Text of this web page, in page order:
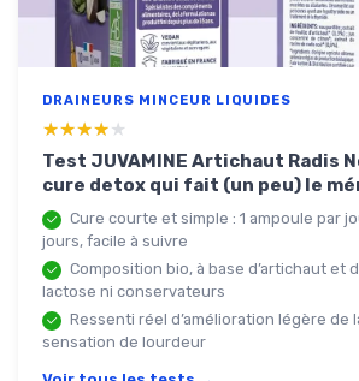
DRAINEURS MINCEUR LIQUIDES
★★★★★
★★★★★
Test JUVAMINE Artichaut Radis
cure detox qui fait (un peu) le
Cure courte et simple : 1 ampoule par
jours, facile à suivre
Composition bio, à base d’artichaut et
lactose ni conservateurs
Ressenti réel d’amélioration légère de
sensation de lourdeur